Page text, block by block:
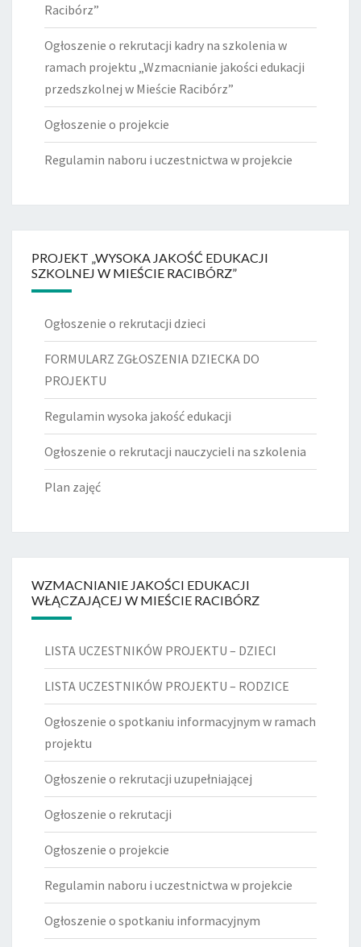
Racibórz”
Ogłoszenie o rekrutacji kadry na szkolenia w
ramach projektu „Wzmacnianie jakości edukacji
przedszkolnej w Mieście Racibórz”
Ogłoszenie o projekcie
Regulamin naboru i uczestnictwa w projekcie
PROJEKT „WYSOKA JAKOŚĆ EDUKACJI
SZKOLNEJ W MIEŚCIE RACIBÓRZ”
Ogłoszenie o rekrutacji dzieci
FORMULARZ ZGŁOSZENIA DZIECKA DO
PROJEKTU
Regulamin wysoka jakość edukacji
Ogłoszenie o rekrutacji nauczycieli na szkolenia
Plan zajęć
WZMACNIANIE JAKOŚCI EDUKACJI
WŁĄCZAJĄCEJ W MIEŚCIE RACIBÓRZ
LISTA UCZESTNIKÓW PROJEKTU – DZIECI
LISTA UCZESTNIKÓW PROJEKTU – RODZICE
Ogłoszenie o spotkaniu informacyjnym w ramach
projektu
Ogłoszenie o rekrutacji uzupełniającej
Ogłoszenie o rekrutacji
Ogłoszenie o projekcie
Regulamin naboru i uczestnictwa w projekcie
Ogłoszenie o spotkaniu informacyjnym